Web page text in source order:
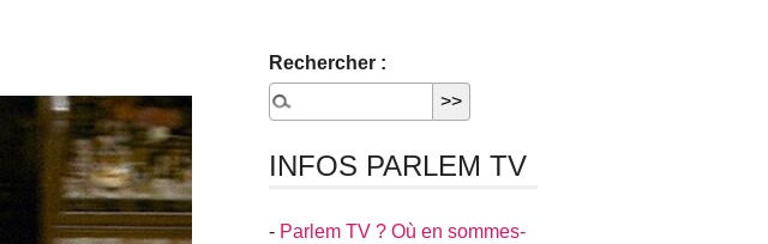
Rechercher :
INFOS PARLEM TV
- Parlem TV ? Où en sommes-